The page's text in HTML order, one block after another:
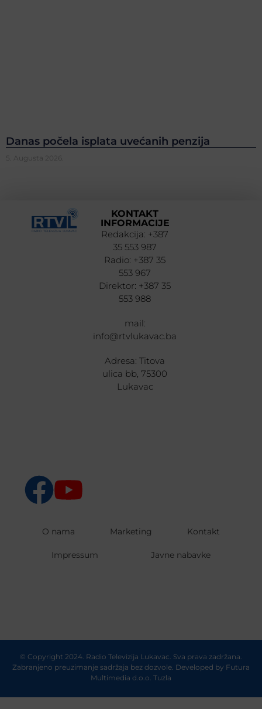
Danas počela isplata uvećanih penzija
5. Augusta 2026.
KONTAKT
INFORMACIJE
Redakcija: +387
35 553 987
Radio: +387 35
553 967
Direktor: +387 35
553 988
mail:
info@rtvlukavac.ba
Adresa: Titova
ulica bb, 75300
Lukavac
O nama Marketing Kontakt
Impressum Javne nabavke
© Copyright 2024. Radio Televizija Lukavac. Sva prava zadržana.
Zabranjeno preuzimanje sadržaja bez dozvole. Developed by Futura
Multimedia d.o.o. Tuzla